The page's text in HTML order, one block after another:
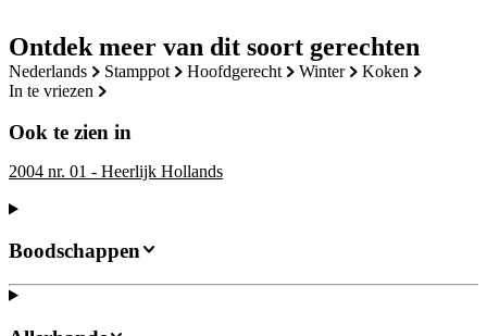
Ontdek meer van dit soort gerechten
nederlands stamppot hoofdgerecht winter
koken
in te vriezen
Ook te zien in
2004 nr. 01 - Heerlijk Hollands
Boodschappen